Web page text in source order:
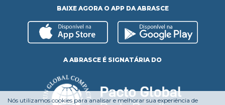
BAIXE AGORA O APP DA ABRASCE
A ABRASCE É SIGNATÁRIA DO
Nós utilizamos cookies para analisar e melhorar sua experiência de